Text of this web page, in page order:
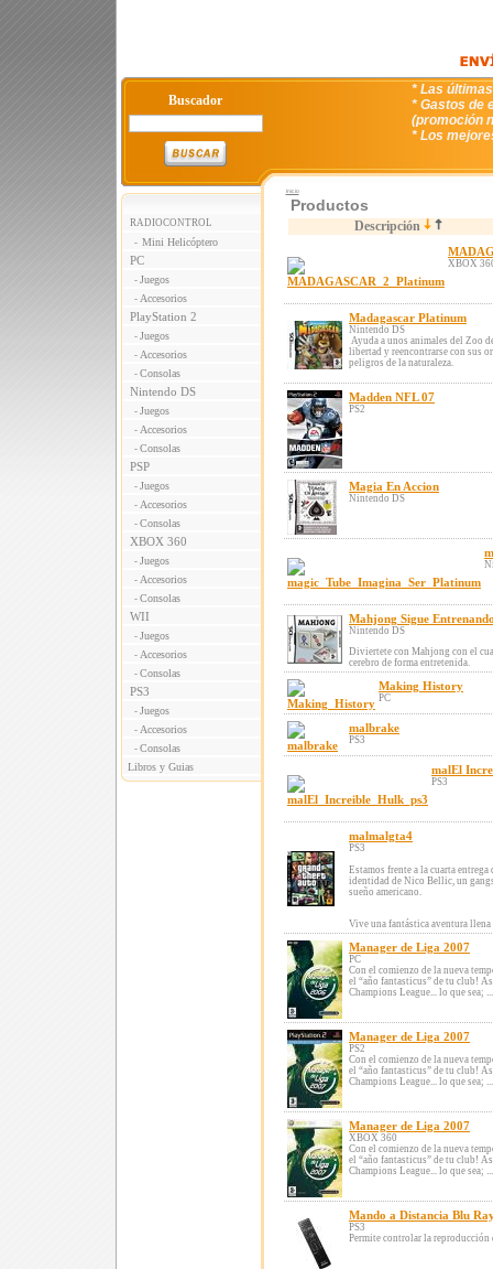
Buscador
* Las
* Gastos de
(promoción
* Los
RADIOCONTROL
- Mini Helicóptero
PC
- Juegos
- Accesorios
PlayStation 2
- Juegos
- Accesorios
- Consolas
Nintendo DS
- Juegos
- Accesorios
- Consolas
PSP
- Juegos
- Accesorios
- Consolas
XBOX 360
- Juegos
- Accesorios
- Consolas
WII
- Juegos
- Accesorios
- Consolas
PS3
- Juegos
- Accesorios
- Consolas
Libros y Guias
Inicio
Productos
Descripción
XBOX
Madagascar Platinum
Nintendo DS
Ayuda a unos animales del Zoo
libertad y reencontrarse con sus
peligros de la naturaleza.
Madden NFL 07
PS2
Magia En Accion
Nintendo DS
Mahjong Sigue
Nintendo DS
Diviertete con Mahjong con el
cerebro de forma entretenida.
Making History
PC
malbrake
PS3
malEl
PS3
malmalgta4
PS3
Estamos frente a la cuarta
identidad de Nico Bellic, un
sueño americano.
Vive una fantástica aventura llena
Manager de Liga 2007
PC
Con el comienzo de la nueva
el “año fantasticus” de tu club!
Champions League... lo que sea; ...
Manager de Liga 2007
PS2
Con el comienzo de la nueva
el “año fantasticus” de tu club!
Champions League... lo que sea; ...
Manager de Liga 2007
XBOX 360
Con el comienzo de la nueva
el “año fantasticus” de tu club!
Champions League... lo que sea; ...
Mando a Distancia Blu
PS3
Permite controlar la